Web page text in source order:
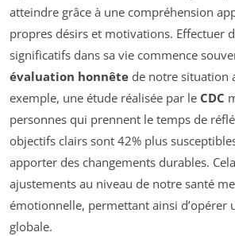
atteindre grâce à une compréhension
propres désirs et motivations. Effectuer
significatifs dans sa vie commence
évaluation honnête de notre situation
exemple, une étude réalisée par le CDC
personnes qui prennent le temps de
objectifs clairs sont 42% plus
apporter des changements durables.
ajustements au niveau de notre santé
émotionnelle, permettant ainsi d’opérer
globale.